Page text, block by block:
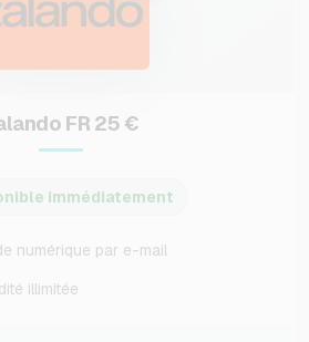
FR 25 €
immédiatement
numérique par e-mail
illimitée